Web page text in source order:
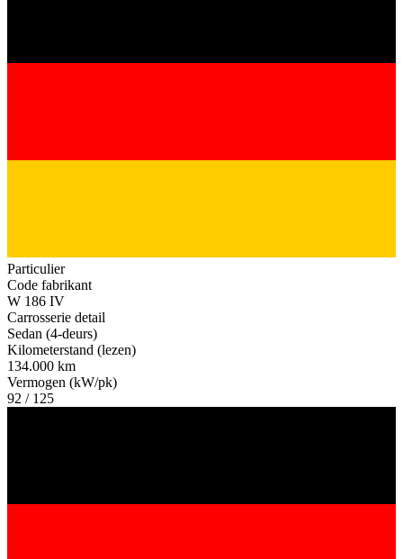
Particulier
Code fabrikant
W 186 IV
Carrosserie detail
Sedan (4-deurs)
Kilometerstand (lezen)
134.000 km
Vermogen (kW/pk)
92 / 125